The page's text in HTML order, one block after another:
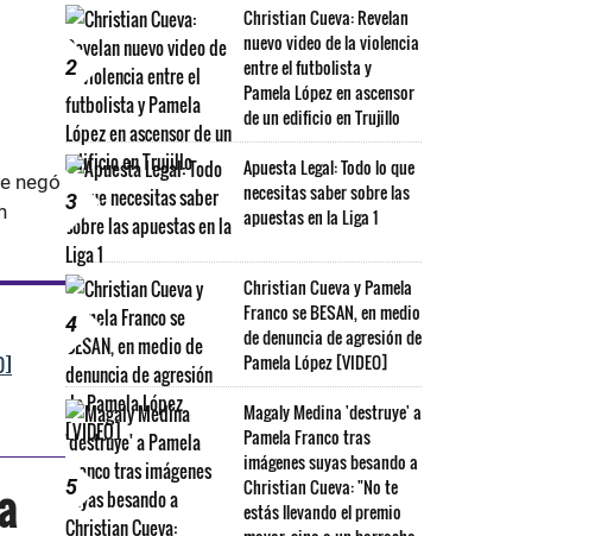
negó
2
Christian Cueva: Revelan
nuevo video de la violencia
entre el futbolista y
Pamela López en ascensor
de un edificio en Trujillo
3
Apuesta Legal: Todo lo que
necesitas saber sobre las
apuestas en la Liga 1
4
Christian Cueva y Pamela
Franco se BESAN, en medio
de denuncia de agresión de
Pamela López [VIDEO]
5
Magaly Medina 'destruye' a
Pamela Franco tras
imágenes suyas besando a
Christian Cueva: "No te
estás llevando el premio